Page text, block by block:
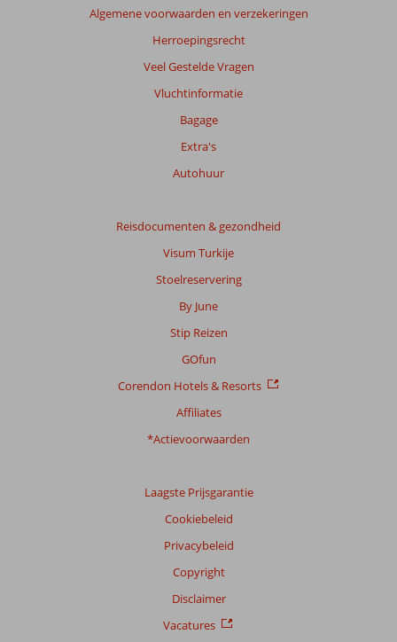
Algemene voorwaarden en verzekeringen
Herroepingsrecht
Veel Gestelde Vragen
Vluchtinformatie
Bagage
Extra's
Autohuur
Reisdocumenten & gezondheid
Visum Turkije
Stoelreservering
By June
Stip Reizen
GOfun
Corendon Hotels & Resorts
Affiliates
*Actievoorwaarden
Laagste Prijsgarantie
Cookiebeleid
Privacybeleid
Copyright
Disclaimer
Vacatures